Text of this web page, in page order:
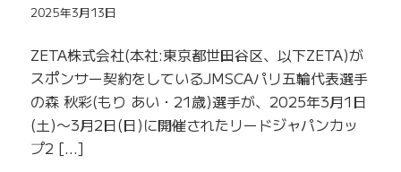
2025年3月13日
ZETA株式会社(本社:東京都世田谷区、以下ZETA)が
スポンサー契約をしているJMSCAパリ五輪代表選手
の森 秋彩(もり あい・21歳)選手が、2025年3月1日
(土)〜3月2日(日)に開催されたリードジャパンカッ
プ2 […]